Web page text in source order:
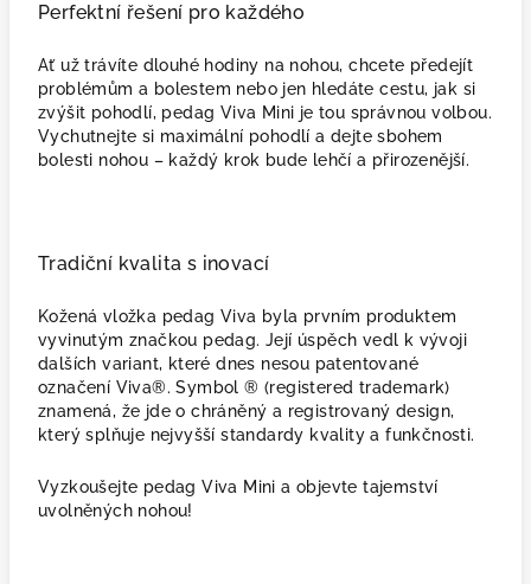
Perfektní řešení pro každého
Ať už trávíte dlouhé hodiny na nohou, chcete předejít
problémům a bolestem nebo jen hledáte cestu, jak si
zvýšit pohodlí, pedag Viva Mini je tou správnou volbou.
Vychutnejte si maximální pohodlí a dejte sbohem
bolesti nohou – každý krok bude lehčí a přirozenější.
Tradiční kvalita s inovací
Kožená vložka pedag Viva byla prvním produktem
vyvinutým značkou pedag. Její úspěch vedl k vývoji
dalších variant, které dnes nesou patentované
označení Viva®. Symbol ® (registered trademark)
znamená, že jde o chráněný a registrovaný design,
který splňuje nejvyšší standardy kvality a funkčnosti.
Vyzkoušejte pedag Viva Mini a objevte tajemství
uvolněných nohou!